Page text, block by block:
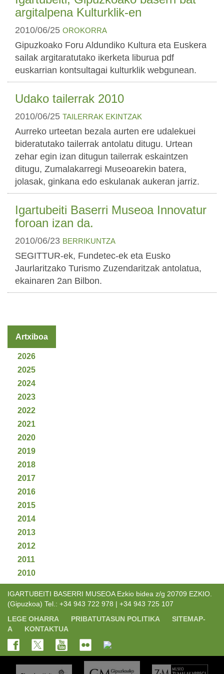
argitalpena Kulturklik-en
2010/06/25 OROKORRA
Gipuzkoako Foru Aldundiko Kultura eta Euskera
sailak argitaratutako ikerketa liburua pdf
euskarrian kontsultagai kulturklik webgunean.
Udako tailerrak 2010
2010/06/25 TAILERRAK EKINTZAK
Aurreko urteetan bezala aurten ere udalekuei
bideratutako tailerrak antolatu ditugu. Urtean
zehar egin izan ditugun tailerrak eskaintzen
ditugu, Zumalakarregi Museoarekin batera,
jolasak, ginkana edo eskulanak aukeran jarriz.
Igartubeiti Baserri Museoa Innovatur
foroan izan da.
2010/06/23 BERRIKUNTZA
SEGITTUR-ek, Fundetec-ek eta Eusko
Jaurlaritzako Turismo Zuzendaritzak antolatua,
ekainaren 2an Bilbon.
Artxiboa
2026
2025
2024
2023
2022
2021
2020
2019
2018
2017
2016
2015
2014
2013
2012
2011
2010
IGARTUBEITI BASERRI MUSEOA Ezkio bidea z/g 20709 EZKIO.
(Gipuzkoa) Tel.: +34 943 722 978 | +34 943 725 107
LEGE OHARRA
PRIBATUTASUN POLITIKA
SITEMAP-
A
KONTAKTUA